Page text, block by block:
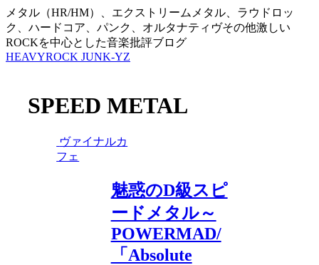
メタル（HR/HM）、エクストリームメタル、ラウドロッ
ク、ハードコア、パンク、オルタナティヴその他激しい
ROCKを中心とした音楽批評ブログ
HEAVYROCK JUNK-YZ
SPEED METAL
ヴァイナルカ
フェ
魅惑のD級スピ
ードメタル～
POWERMAD/
「Absolute